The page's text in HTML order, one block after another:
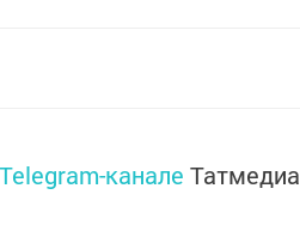
Telegram-канале Татмедиа